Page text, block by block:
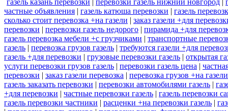
газель казань перевозки перевозки газель нижний новгород
частные объявления | газель катюша перевозки | газель
сколько стоит перевозка +на газели | заказ газели +для
перевозки | перевозки газель недорого | пирамида +для
газель перевозка мебели +с грузчиками | транспортные
газель | перевозка грузов газель | требуются газели +для
газель +для перевозки | грузовые перевозки газель | открытая
услуги перевозки грузов газель | перевозки газель цена |
перевозки | заказ газели перевозка | перевозка грузов +на
газель заказать перевозки | перевозки автомобилями газель |
+для перевозки | частные перевозки газель | газель перевозки
газель перевозки частники | расценки +на перевозки газель |